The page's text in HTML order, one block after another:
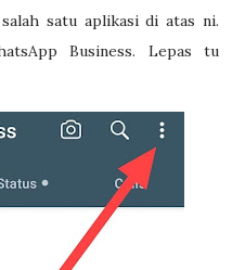
satu aplikasi di atas ni.
Business. Lepas tu